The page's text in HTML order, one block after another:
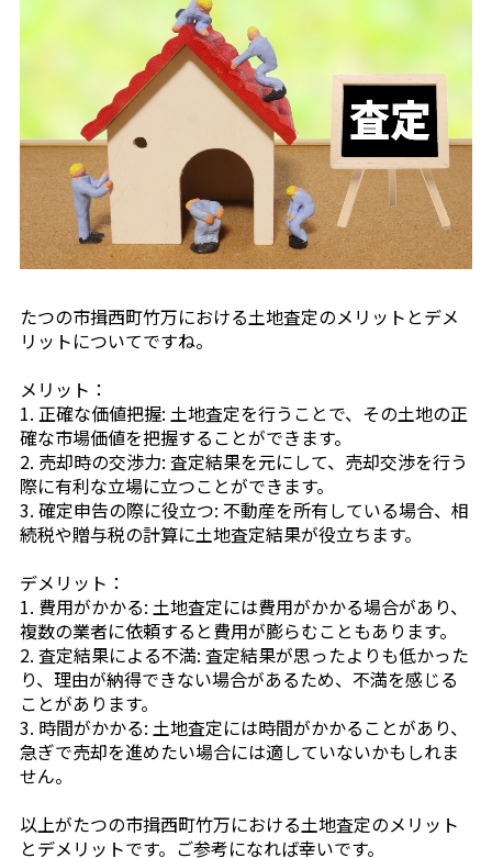
たつの市揖西町竹万における土地査定のメリットとデメ
リットについてですね。
メリット：
1. 正確な価値把握: 土地査定を行うことで、その土地の正
確な市場価値を把握することができます。
2. 売却時の交渉力: 査定結果を元にして、売却交渉を行う
際に有利な立場に立つことができます。
3. 確定申告の際に役立つ: 不動産を所有している場合、相
続税や贈与税の計算に土地査定結果が役立ちます。
デメリット：
1. 費用がかかる: 土地査定には費用がかかる場合があり、
複数の業者に依頼すると費用が膨らむこともあります。
2. 査定結果による不満: 査定結果が思ったよりも低かった
り、理由が納得できない場合があるため、不満を感じる
ことがあります。
3. 時間がかかる: 土地査定には時間がかかることがあり、
急ぎで売却を進めたい場合には適していないかもしれま
せん。
以上がたつの市揖西町竹万における土地査定のメリット
とデメリットです。ご参考になれば幸いです。